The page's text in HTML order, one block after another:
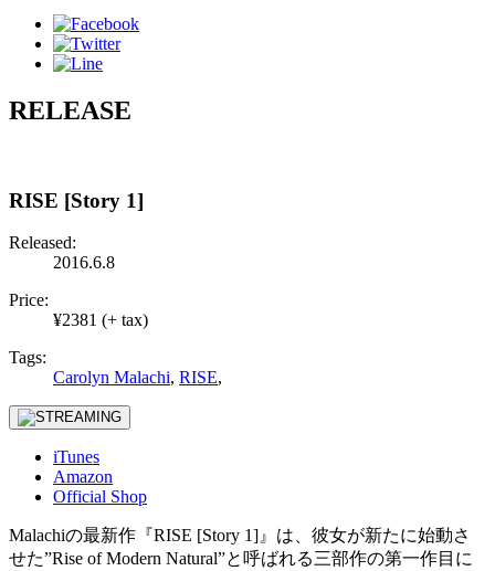
RELEASE
RISE [Story 1]
Released:
2016.6.8
Price:
¥2381 (+ tax)
Tags:
Carolyn Malachi, RISE,
iTunes
Amazon
Official Shop
Malachiの最新作『RISE [Story 1]』は、彼女が新たに始動さ
せた”Rise of Modern Natural”と呼ばれる三部作の第一作目に